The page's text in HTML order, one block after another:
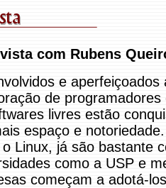
com Rubens
e aperfeiçoados
de
livres estão
espaço e
Linux, já são bastante
como a USP e
começam a adotá-